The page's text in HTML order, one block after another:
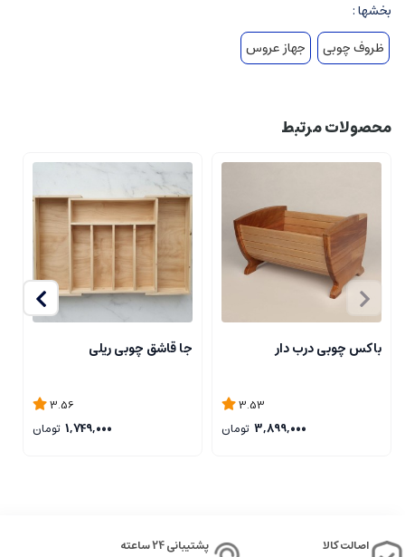
بخشها :
ظروف چوبی
جهاز عروس
محصولات مرتبط
باکس چوبی درب دار
3.53
3,899,000 تومان
جا قاشق چوبی ریلی
3.56
1,749,000 تومان
اصالت کالا
پشتیبانی 24 ساعته